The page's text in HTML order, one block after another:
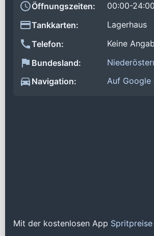
Öffnungszeiten:
00:00-
Tankkarten:
Lagerhaus
Telefon:
Keine
Bundesland:
Navigation:
Auf Google
Mit der kostenlosen App